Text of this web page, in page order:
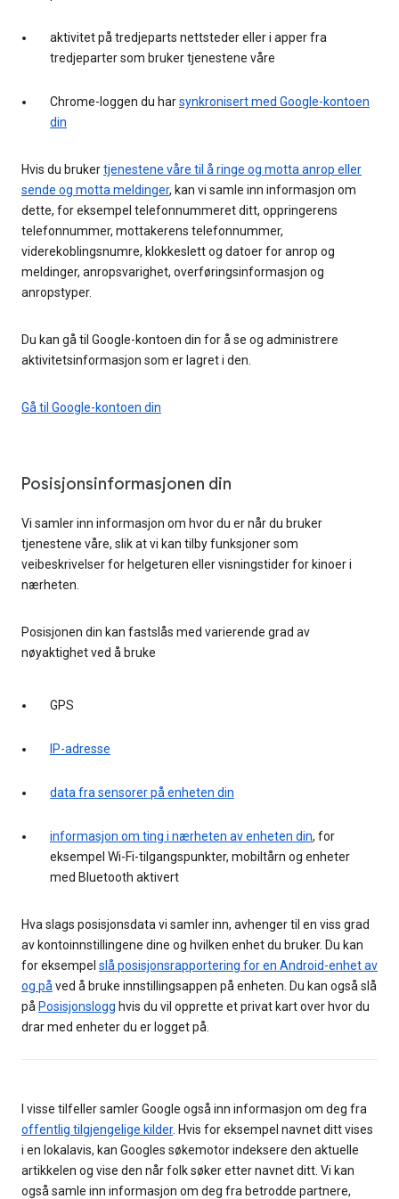
aktivitet på tredjeparts nettsteder eller i apper fra
tredjeparter som bruker tjenestene våre
Chrome-loggen du harsynkronisert med Google-kontoen
din
Hvis du brukertjenestene våre til å ringe og motta anrop eller
sende og motta meldinger, kan vi samle inn informasjon om
dette, for eksempel telefonnummeret ditt, oppringerens
telefonnummer, mottakerens telefonnummer,
viderekoblingsnumre, klokkeslett og datoer for anrop og
meldinger, anropsvarighet, overføringsinformasjon og
anropstyper.
Du kan gå til Google-kontoen din for å se og administrere
aktivitetsinformasjon som er lagret i den.
Gå til Google-kontoen din
Posisjonsinformasjonen din
Vi samler inn informasjon om hvor du er når du bruker
tjenestene våre, slik at vi kan tilby funksjoner som
veibeskrivelser for helgeturen eller visningstider for kinoer i
nærheten.
Posisjonen din kan fastslås med varierende grad av
nøyaktighet ved å bruke
GPS
IP-adresse
data fra sensorer på enheten din
informasjon om ting i nærheten av enheten din, for
eksempel Wi-Fi-tilgangspunkter, mobiltårn og enheter
med Bluetooth aktivert
Hva slags posisjonsdata vi samler inn, avhenger til en viss grad
av kontoinnstillingene dine og hvilken enhet du bruker. Du kan
for eksempel slå posisjonsrapportering for en Android-enhet av
og påved å bruke innstillingsappen på enheten. Du kan også slå
på Posisjonslogg hvis du vil opprette et privat kart over hvor du
drar med enheter du er logget på.
I visse tilfeller samler Google også inn informasjon om deg fra
offentlig tilgjengelige kilder. Hvis for eksempel navnet ditt vises
i en lokalavis, kan Googles søkemotor indeksere den aktuelle
artikkelen og vise den når folk søker etter navnet ditt. Vi kan
også samle inn informasjon om deg fra betrodde partnere,